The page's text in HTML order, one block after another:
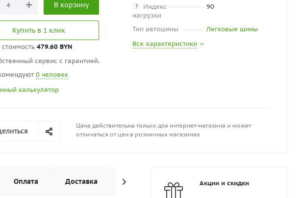
В корзину
Купить в 1 клик
479.60 BYN
сервис с гарантией.
0 человек
калькулятор
?
Индекс
нагрузки
90
Тип автошины
Легковые шины
Все характеристики
Цена действительна только для интернет-магазина и может
отличаться от цен в розничных магазинах
Оплата Доставка Дополнительно Акции и скидки